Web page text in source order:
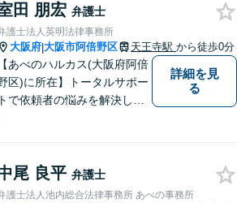
ップ対応が強み！交通事故
／遺産分割／離婚／債務整理
／その他
田 朋宏 弁護士
護士法人英明法律事務所
大阪府|大阪市阿倍野区 天王寺駅 から徒歩0分
【あべのハルカス(大阪府阿倍
区)に所在】トータルサポー
トで依頼者の悩みを解決しま
詳細を見
る
尾 良平 弁護士
護士法人池内総合法律事務所 あべの事務所